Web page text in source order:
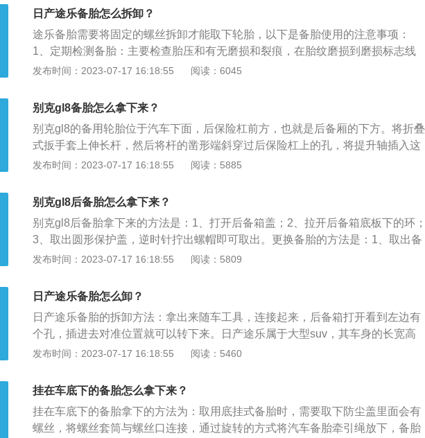
时针拧紧固定螺丝，或者直接放在后备箱里。
用波纹横条上下向下延伸排列布局。长安欧尚云鹰LOGO悬挂于格栅上方，整体
设计具备辨识度，而外设置配上全车LED自然光复式大灯、双色直切轮毂，使用
了旋风型的设计以及贯通式腰线设计组合等。2、长安欧尚X7是由长安欧尚汽车
打造的一辆紧凑型SUV，定位大美基本都市精品SUV，新车源于长安全球研发中
心全新模块化MPA-2平台，该平台兼具EV、混动、传统燃油车三种能源形式的产
m，最大扭矩265N.m/1450-4500rpm。与此同时匹配湿式7DCT自动变速器，该
变速箱由长安与英国研发中心自主研发。
日产途乐备胎怎么拆卸？
途乐备胎需要将固定的螺丝拆卸才能取下轮胎，以下是备胎使用的注意事项：
1、定期检测备胎：主要检查胎压和有无磨损和裂痕，在胎纹磨损到磨损标志线
之前，要尽早对轮胎进行更换。如果胎侧有细小裂纹，就不能用它跑长途或高速
起：轮胎的主要成分是橡胶，而橡胶最怕的就是各种油品的侵蚀。如果轮胎沾到
油污，要及时用中性的洗涤剂把油污冲洗掉。3、备胎寿命4年左右：轮胎是橡胶
制品，存放时间太长会出现老化现象，一般轮胎的老化期为4年左右，因此，到4
年之后就应该更换备胎。
发布时间：2023-07-17 16:18:55 阅读：6045
别克gl8备胎怎么拿下来？
别克gl8的备用轮胎位于汽车下面，后保险杠前方，也就是后备厢的下方。将折叠
式扳手套上伸长杆，然后将杆的凿形端斜穿过后保险杠上的孔，将提升轴插入这
个孔；然后逆时针方向转动折叠式扳手，直到备用轮胎下降到地面，继续转动扳
的汽车备胎按大小分为全尺寸备胎和非全尺寸备胎。2、汽车备胎按放置方式分
为后备箱内置式、外挂式和下挂式。
发布时间：2023-07-17 16:18:55 阅读：5885
别克gl8后备胎怎么拿下来？
别克gl8后备胎拿下来的方法是：1、打开后备箱盖；2、拉开后备箱底板下的环；
3、取出圆形保护盖，逆时针拧出螺帽即可取出。更换备胎的方法是：1、取出备
胎和千斤顶；2、用千斤顶将车辆顶起；3、拧下轮胎的螺栓，取下需要更换的轮
成。以2021款别克gl8为例，其是一款mpv，车身尺寸是：长5238mm、宽1878m
m、高1776mm，轴距为3088mm。
发布时间：2023-07-17 16:18:55 阅读：5809
日产途乐备胎怎么卸？
日产途乐备胎的拆卸方法：拿出来随车工具，连接起来，后备箱打开看到左边有
个孔，插进去对准位置就可以转下来。日产途乐属于大型suv，其车身的长宽高
分别是5161mm、1995mm、1955mm，轴距为3075mm。日产途乐搭载4.0LV6
矩是394nm，与其匹配的是7挡手自一体变速箱。日产途乐的前悬架为双叉臂式
独立悬挂，后悬架为双叉臂式独立悬挂，油箱容积是100l。
发布时间：2023-07-17 16:18:55 阅读：5460
挂在车底下的备胎怎么拿下来？
挂在车底下的备胎拿下的方法为：取用底挂式备胎时，需要取下防尘盖里面会有
螺丝，将螺丝套筒与螺丝口连接，通过旋转的方式将汽车备胎牵引绳放下，备胎